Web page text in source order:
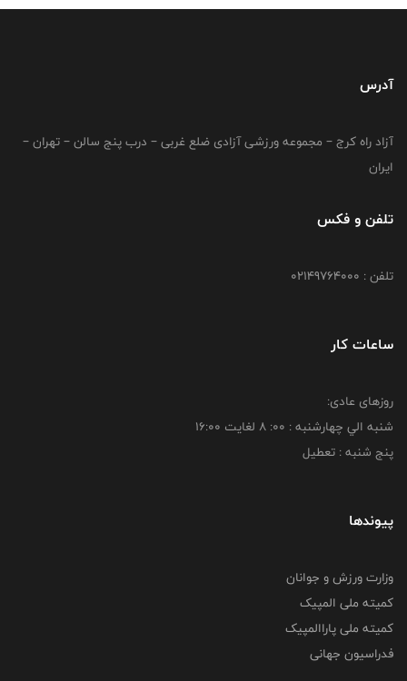
آدرس
آزاد راه کرج – مجموعه ورزشی آزادی ضلع غربی – درب پنج سالن – تهران –
ایران
تلفن و فکس
تلفن : 02149764000
ساعات کار
روزهای عادی:
شنبه الي چهارشنبه : 00: 8 لغايت 16:00
پنج شنبه : تعطیل
پیوندها
وزارت ورزش و جوانان
کمیته ملی المپیک
کمیته ملی پاراالمپیک
فدراسیون جهانی